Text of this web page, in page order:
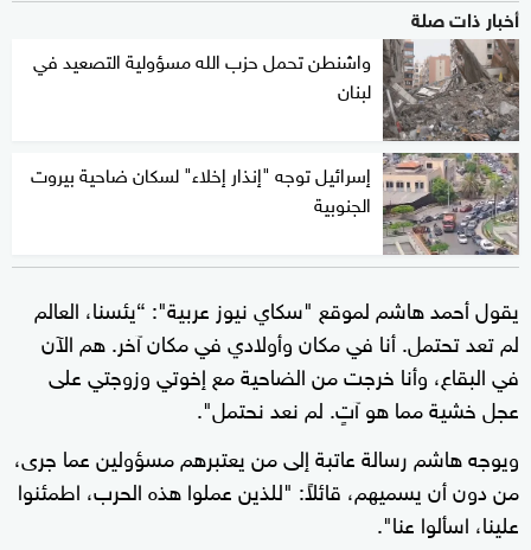
أخبار ذات صلة
واشنطن تحمل حزب الله مسؤولية التصعيد في
لبنان
إسرائيل توجه "إنذار إخلاء" لسكان ضاحية بيروت
الجنوبية
يقول أحمد هاشم لموقع "سكاي نيوز عربية": “يئسنا، العالم
لم تعد تحتمل. أنا في مكان وأولادي في مكان آخر. هم الآن
في البقاع، وأنا خرجت من الضاحية مع إخوتي وزوجتي على
عجل خشية مما هو آتٍ. لم نعد نحتمل".
ويوجه هاشم رسالة عاتبة إلى من يعتبرهم مسؤولين عما جرى،
من دون أن يسميهم، قائلاً: "للذين عملوا هذه الحرب، اطمئنوا
علينا، اسألوا عنا".